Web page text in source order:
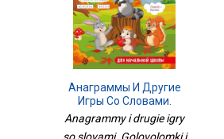
Анаграммы И Другие
Игры Со Словами.
Головоломки И
Кроссворды
Anagrammy i drugie igry